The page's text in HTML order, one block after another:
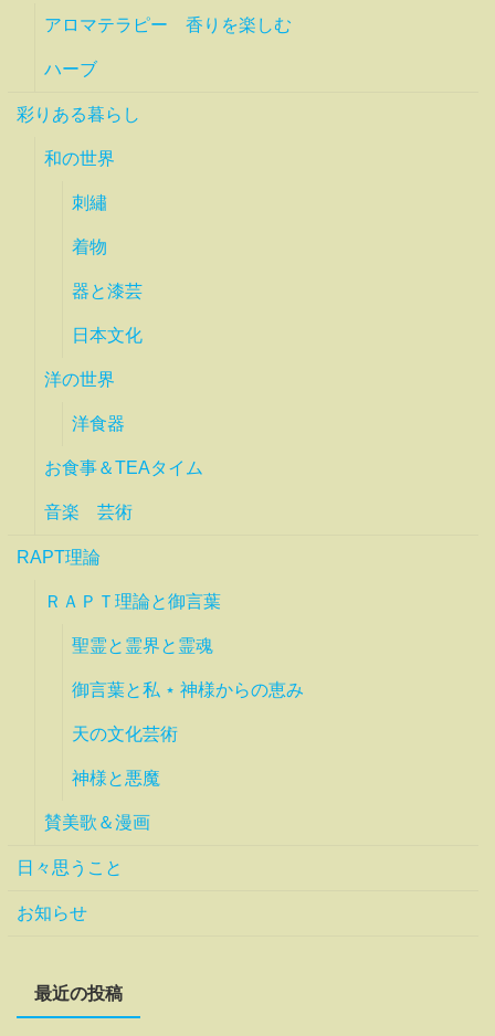
アロマテラピー 香りを楽しむ
ハーブ
彩りある暮らし
和の世界
刺繡
着物
器と漆芸
日本文化
洋の世界
洋食器
お食事＆TEAタイム
音楽 芸術
RAPT理論
ＲＡＰＴ理論と御言葉
聖霊と霊界と霊魂
御言葉と私 ⋆ 神様からの恵み
天の文化芸術
神様と悪魔
賛美歌＆漫画
日々思うこと
お知らせ
最近の投稿